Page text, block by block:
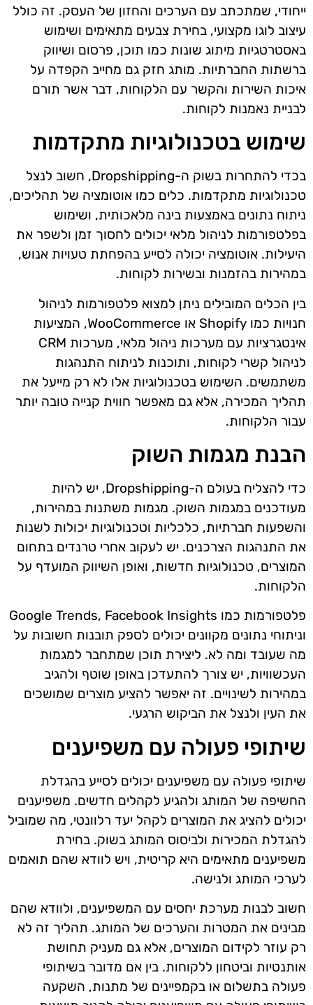
ייחודי, שמתכתב עם הערכים והחזון של העסק. זה כולל
עיצוב לוגו מקצועי, בחירת צבעים מתאימים ושימוש
באסטרטגיות מיתוג שונות כמו תוכן, פרסום ושיווק
ברשתות החברתיות. מותג חזק גם מחייב הקפדה על
איכות השירות והקשר עם הלקוחות, דבר אשר תורם
לבניית נאמנות לקוחות.
שימוש בטכנולוגיות מתקדמות
בכדי להתחרות בשוק ה-Dropshipping, חשוב לנצל
טכנולוגיות מתקדמות. כלים כמו אוטומציה של תהליכים,
ניתוח נתונים באמצעות בינה מלאכותית, ושימוש
בפלטפורמות לניהול מלאי יכולים לחסוך זמן ולשפר את
היעילות. אוטומציה יכולה לסייע בהפחתת טעויות אנוש,
במהירות בהזמנות ובשירות לקוחות.
בין הכלים המובילים ניתן למצוא פלטפורמות לניהול
חנויות כמו Shopify או WooCommerce, המציעות
אינטגרציות עם מערכות ניהול מלאי, מערכות CRM
לניהול קשרי לקוחות, ותוכנות לניתוח התנהגות
משתמשים. השימוש בטכנולוגיות אלו לא רק מייעל את
תהליך המכירה, אלא גם מאפשר חווית קנייה טובה יותר
עבור הלקוחות.
הבנת מגמות השוק
כדי להצליח בעולם ה-Dropshipping, יש להיות
מעודכנים במגמות השוק. מגמות משתנות במהירות,
והשפעות חברתיות, כלכליות וטכנולוגיות יכולות לשנות
את התנהגות הצרכנים. יש לעקוב אחרי טרנדים בתחום
המוצרים, טכנולוגיות חדשות, ואופן השיווק המועדף על
הלקוחות.
פלטפורמות כמו Google Trends, Facebook Insights
וניתוחי נתונים מקוונים יכולים לספק תובנות חשובות על
מה שעובד ומה לא. ליצירת תוכן שמתחבר למגמות
העכשוויות, יש צורך להתעדכן באופן שוטף ולהגיב
במהירות לשינויים. זה יאפשר להציע מוצרים שמושכים
את העין ולנצל את הביקוש הרגעי.
שיתופי פעולה עם משפיענים
שיתופי פעולה עם משפיענים יכולים לסייע בהגדלת
החשיפה של המותג ולהגיע לקהלים חדשים. משפיענים
יכולים להציג את המוצרים לקהל יעד רלוונטי, מה שמוביל
להגדלת המכירות ולביסוס המותג בשוק. בחירת
משפיענים מתאימים היא קריטית, ויש לוודא שהם תואמים
לערכי המותג ולנישה.
חשוב לבנות מערכת יחסים עם המשפיענים, ולוודא שהם
מבינים את המטרות והערכים של המותג. תהליך זה לא
רק עוזר לקידום המוצרים, אלא גם מעניק תחושת
אותנטיות וביטחון ללקוחות. בין אם מדובר בשיתופי
פעולה בתשלום או בקמפיינים של מתנות, השקעה